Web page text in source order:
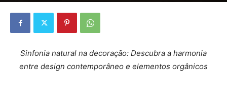
Sinfonia natural na decoração: Descubra a harmonia
entre design contemporâneo e elementos orgânicos